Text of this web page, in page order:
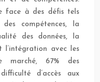
face à des défis tels
compétences, la
des données, la
l’intégration avec les
marché, 67% des
d’accès aux